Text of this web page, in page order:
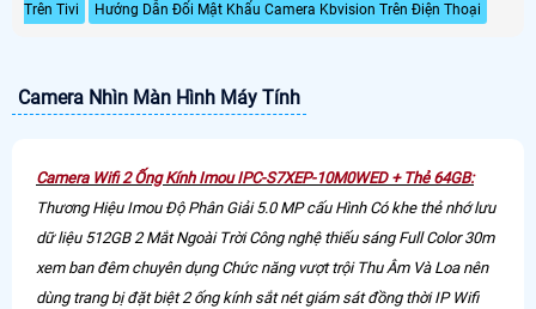
Trên Tivi
Hướng Dẫn Đổi Mật Khẩu Camera Kbvision Trên Điện Thoại
Camera Nhìn Màn Hình Máy Tính
Camera Wifi 2 Ống Kính Imou IPC-S7XEP-10M0WED + Thẻ 64GB:
Thương Hiệu Imou Độ Phân Giải 5.0 MP cấu Hình Có khe thẻ nhớ lưu
dữ liệu 512GB 2 Mắt Ngoài Trời Công nghệ thiếu sáng Full Color 30m
xem ban đêm chuyên dụng Chức năng vượt trội Thu Âm Và Loa nên
dùng trang bị đặt biệt 2 ống kính sắt nét giám sát đồng thời IP Wifi